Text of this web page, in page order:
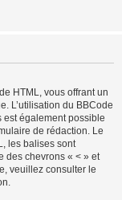
HTML, vous offrant un
L’utilisation du BBCode
est également possible
de rédaction. Le
les balises sont
des chevrons « < » et
veuillez consulter le